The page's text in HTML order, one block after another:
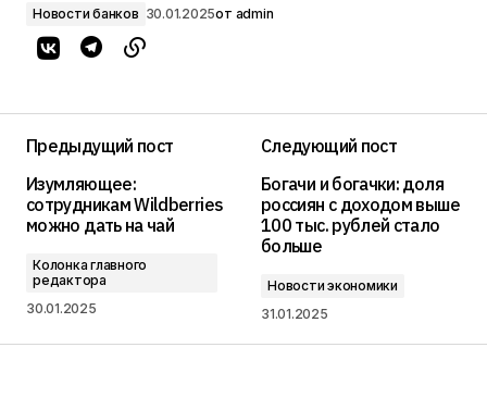
Новости банков 30.01.2025от admin
Предыдущий пост
Изумляющее:
сотрудникам Wildberries
можно дать на чай
Колонка главного
редактора
30.01.2025
Следующий пост
Богачи и богачки: доля
россиян с доходом выше
100 тыс. рублей стало
больше
Новости экономики
31.01.2025